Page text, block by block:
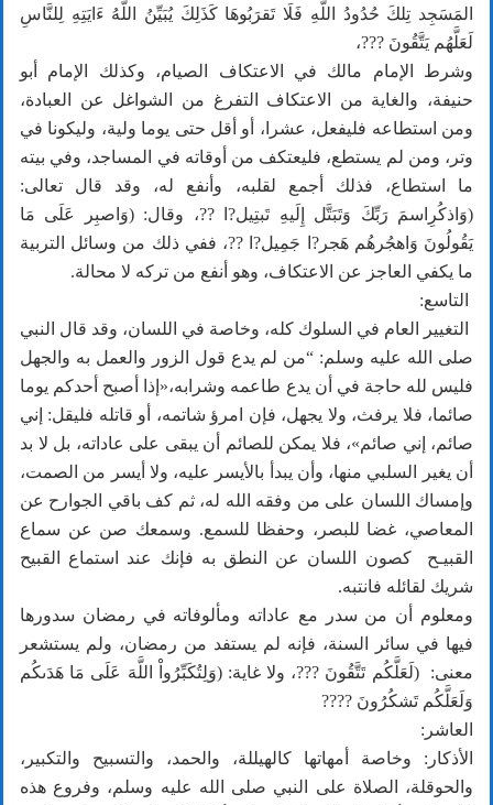
المَسَجِد تِلكَ حُدُودُ اللَّهِ فَلَا تَقرَبُوهَا كَذَلِكَ يُبَيِّنُ اللَّهُ ءَايَتِهِ لِلنَّاسِ
لَعَلَّهُم يَتَّقُونَ ???،
وشرط الإمام مالك في الاعتكاف الصيام، وكذلك الإمام أبو
حنيفة، والغاية من الاعتكاف التفرغ من الشواغل عن العبادة،
ومن استطاعه فليفعل، عشرا، أو أقل حتى يوما ولية، وليكونا في
وتر، ومن لم يستطع، فليعتكف من أوقاته في المساجد، وفي بيته
ما استطاع، فذلك أجمع لقلبه، وأنفع له، وقد قال تعالى:
(وَاذكُرِاسمَ رَبِّكَ وَتَبَتَّل إِلَيهِ تَبتِيل?ا ??، وقال: (وَاصبِر عَلَى مَا
يَقُولُونَ وَاهجُرهُم هَجر?ا جَمِيل?ا ??، ففي ذلك من وسائل التربية
ما يكفي العاجز عن الاعتكاف، وهو أنفع من تركه لا محالة.
التاسع:
التغيير العام في السلوك كله، وخاصة في اللسان، وقد قال النبي
صلى الله عليه وسلم: “من لم يدع قول الزور والعمل به والجهل
فليس لله حاجة في أن يدع طاعمه وشرابه،«إذا أصبح أحدكم يوما
صائما، فلا يرفث، ولا يجهل، فإن امرؤ شاتمه، أو قاتله فليقل: ‌إني
‌صائم، ‌إني ‌صائم»، فلا يمكن للصائم أن يبقى على عاداته، بل لا بد
أن يغير السلبي منها، وأن يبدأ بالأيسر عليه، ولا أيسر من الصمت،
وإمساك اللسان على من وفقه الله له، ثم كف باقي الجوارح عن
المعاصي، غضا للبصر، وحفظا للسمع. وسمعك صن عن سماع
القبيـح كصون اللسان عن النطق به فإنك عند استماع القبيح
شريك لقائله فانتبه.
ومعلوم أن من سدر مع عاداته ومألوفاته في رمضان سدورها
فيها في سائر السنة، فإنه لم يستفد من رمضان، ولم يستشعر
معنى: (لَعَلَّكُم تَتَّقُونَ ???، ولا غاية: (وَلِتُكَبِّرُواْ اللَّهَ عَلَى مَا هَدَىكُم
وَلَعَلَّكُم تَشكُرُونَ ????
العاشر:
الأذكار: وخاصة أمهاتها كالهيللة، والحمد، والتسبيح والتكبير،
والحوقلة، الصلاة على النبي صلى الله عليه وسلم، وفروع هذه